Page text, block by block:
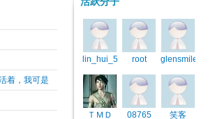
限公司，我司最近推出了免费空间计划，其中有
友提供一个良好的平台，同时也 给程序员提供